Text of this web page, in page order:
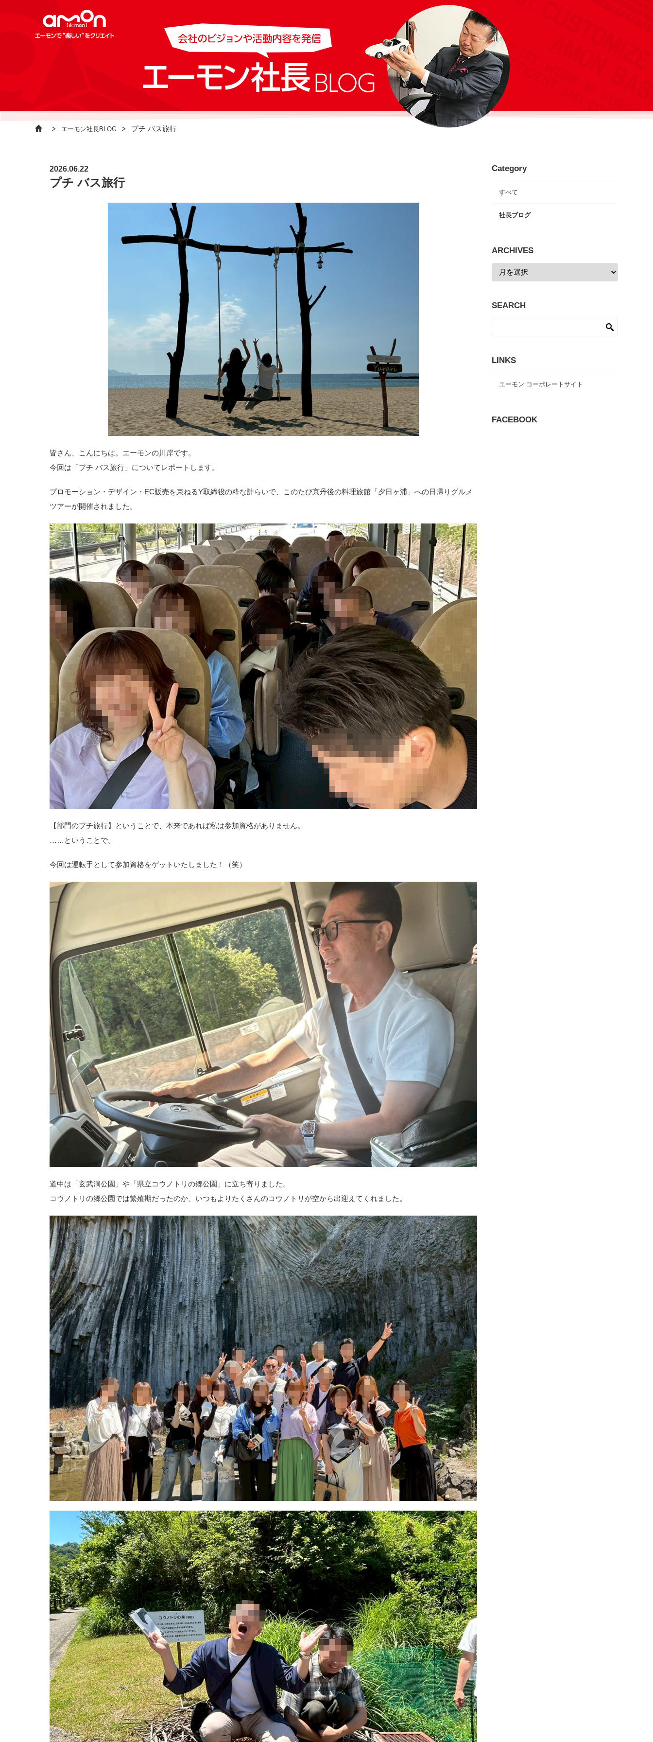
エーモン社長BLOG プチ バス旅行
2026.06.22
プチ バス旅行
皆さん、こんにちは。エーモンの川岸です。
今回は「プチ バス旅行」についてレポートします。
プロモーション・デザイン・EC販売を束ねるY取締役の粋な計らいで、このたび京丹後の料理旅館「夕日ヶ浦」への日帰りグルメ
ツアーが開催されました。
【部門のプチ旅行】ということで、本来であれば私は参加資格がありません。
……ということで。
今回は運転手として参加資格をゲットいたしました！（笑）
道中は「玄武洞公園」や「県立コウノトリの郷公園」に立ち寄りました。
コウノトリの郷公園では繁殖期だったのか、いつもよりたくさんのコウノトリが空から出迎えてくれました。
Category
すべて
社長ブログ
ARCHIVES
SEARCH
LINKS
エーモン コーポレートサイト
FACEBOOK